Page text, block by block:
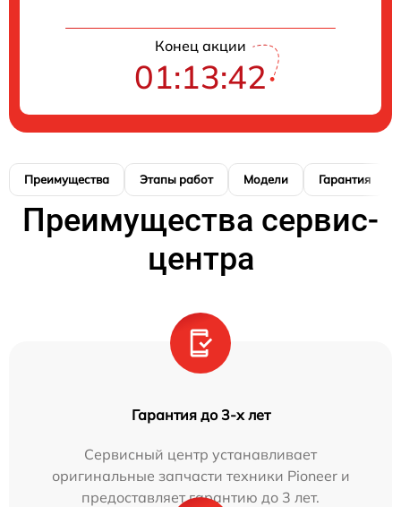
Конец акции
01:13:41
Преимущества Этапы работ Модели Гарантия
Преимущества сервис-
центра
Гарантия до 3-х лет
Сервисный центр устанавливает
оригинальные запчасти техники Pioneer и
предоставляет гарантию до 3 лет.